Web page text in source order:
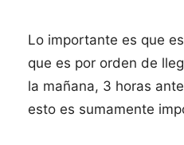
Lo importante es que
que es por orden de
la mañana, 3 horas
esto es sumamente